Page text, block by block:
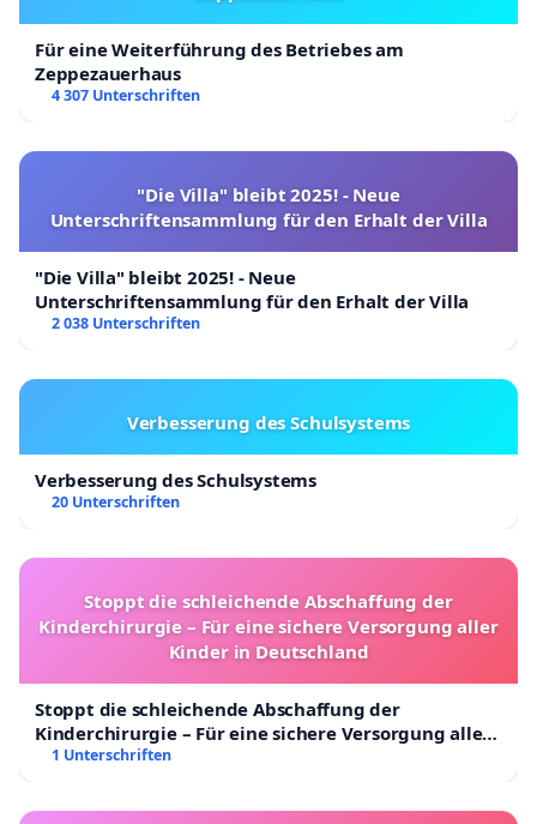
Für eine Weiterführung des Betriebes am
Zeppezauerhaus
4 307 Unterschriften
"Die Villa" bleibt 2025! - Neue
Unterschriftensammlung für den Erhalt der Villa
"Die Villa" bleibt 2025! - Neue
Unterschriftensammlung für den Erhalt der Villa
2 038 Unterschriften
Verbesserung des Schulsystems
Verbesserung des Schulsystems
20 Unterschriften
Stoppt die schleichende Abschaffung der
Kinderchirurgie – Für eine sichere Versorgung aller
Kinder in Deutschland
Stoppt die schleichende Abschaffung der
Kinderchirurgie – Für eine sichere Versorgung aller
Kinder in Deutschland
1 Unterschriften